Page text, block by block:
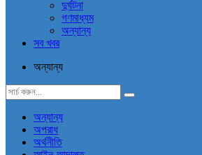
দুর্ঘটনা
গণমাধ্যম
অন্যান্য
সব খবর
অন্যান্য
অন্যান্য
অপরাধ
অর্থনীতি